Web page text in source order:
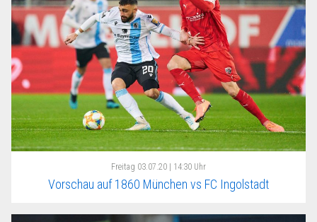
Freitag 03.07.20 | 14:30 Uhr
Vorschau auf 1860 München vs FC Ingolstadt